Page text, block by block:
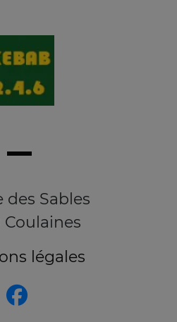
des Sables
Coulaines
légales